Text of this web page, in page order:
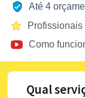
Até 4
Como
Qual